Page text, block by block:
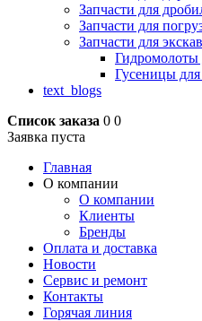
Запчасти для
Запчасти для
Запчасти для
Гидромолоты
Гусеницы для
text_blogs
Список заказа 0 0
Заявка пуста
Главная
О компании
О компании
Клиенты
Бренды
Оплата и доставка
Новости
Сервис и ремонт
Контакты
Горячая линия